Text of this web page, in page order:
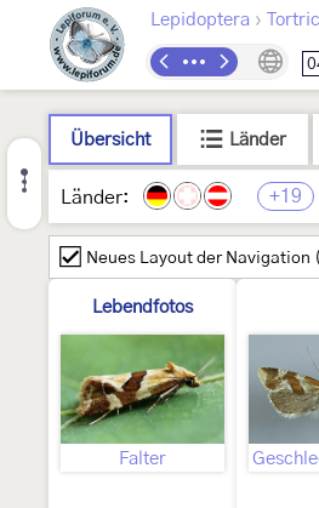
Lepidoptera ›
Übersicht Länder
Länder: +19
Neues Layout der Navigation
Lebendfotos
Falter